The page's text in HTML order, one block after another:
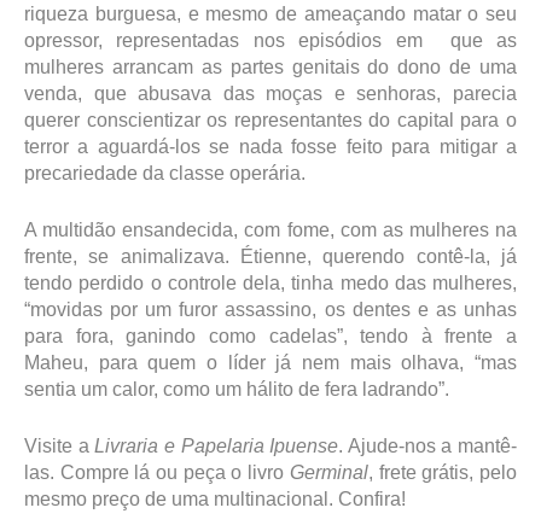
riqueza burguesa, e mesmo de ameaçando matar o seu
opressor, representadas nos episódios em que as
mulheres arrancam as partes genitais do dono de uma
venda, que abusava das moças e senhoras, parecia
querer conscientizar os representantes do capital para o
terror a aguardá-los se nada fosse feito para mitigar a
precariedade da classe operária.
A multidão ensandecida, com fome, com as mulheres na
frente, se animalizava. Étienne, querendo contê-la, já
tendo perdido o controle dela, tinha medo das mulheres,
“movidas por um furor assassino, os dentes e as unhas
para fora, ganindo como cadelas”, tendo à frente a
Maheu, para quem o líder já nem mais olhava, “mas
sentia um calor, como um hálito de fera ladrando”.
Visite aLivraria e Papelaria Ipuense. Ajude-nos a mantê-
las. Compre lá ou peça o livro Germinal, frete grátis, pelo
mesmo preço de uma multinacional. Confira!